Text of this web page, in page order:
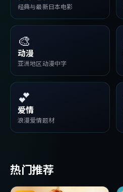
经典与最新日本电影
🎨
动漫
亚洲地区动漫中字
💕
爱情
浪漫爱情题材
热门推荐